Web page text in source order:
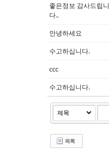
좋은정보 감사드립니
다..
안녕하세요
수고하십니다.
ccc
수고하십니다.
목록